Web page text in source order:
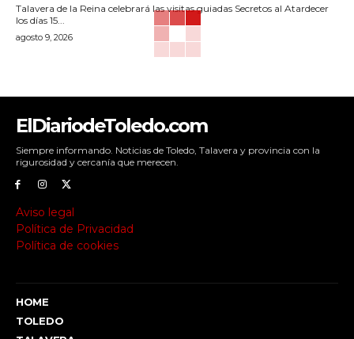
Talavera de la Reina celebrará las visitas guiadas Secretos al Atardecer
los días 15...
agosto 9, 2026
ElDiariodeToledo.com
Siempre informando. Noticias de Toledo, Talavera y provincia con la
rigurosidad y cercanía que merecen.
Aviso legal
Política de Privacidad
Política de cookies
HOME
TOLEDO